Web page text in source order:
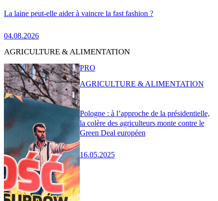
La laine peut-elle aider à vaincre la fast fashion ?
04.08.2026
AGRICULTURE & ALIMENTATION
Pologne : à l’approche de la présidentielle,
la colère des agriculteurs monte contre le
Green Deal européen
16.05.2025
PRO
AGRICULTURE & ALIMENTATION